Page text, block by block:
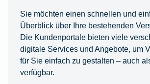
Sie möchten einen schnellen und
Überblick über Ihre bestehenden
Die Kundenportale bieten viele
digitale Services und Angebote, um
für Sie einfach zu gestalten – auch
verfügbar.